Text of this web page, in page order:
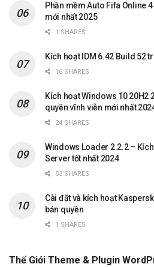
Phần mềm Auto Fifa Online 4
mới nhất 2025
1 SHARES
Kích hoạt IDM 6.42 Build 52
16 SHARES
Kích hoạt Windows 10 20H2
quyền vĩnh viễn mới nhất
24 SHARES
Windows Loader 2.2.2 –
Server tốt nhất 2024
53 SHARES
Cài đặt và kích hoạt
bản quyền
1 SHARES
Thế Giới Theme & Plugin